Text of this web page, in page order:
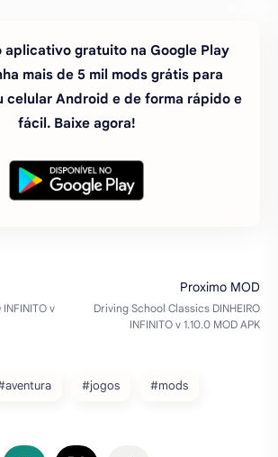
aplicativo gratuito na Google Play
mais de 5 mil mods grátis para
celular Android e de forma rápido e
fácil. Baixe agora!
#jogos #mods